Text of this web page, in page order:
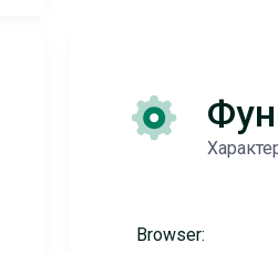
Browser: